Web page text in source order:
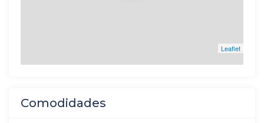
Leaflet
Comodidades